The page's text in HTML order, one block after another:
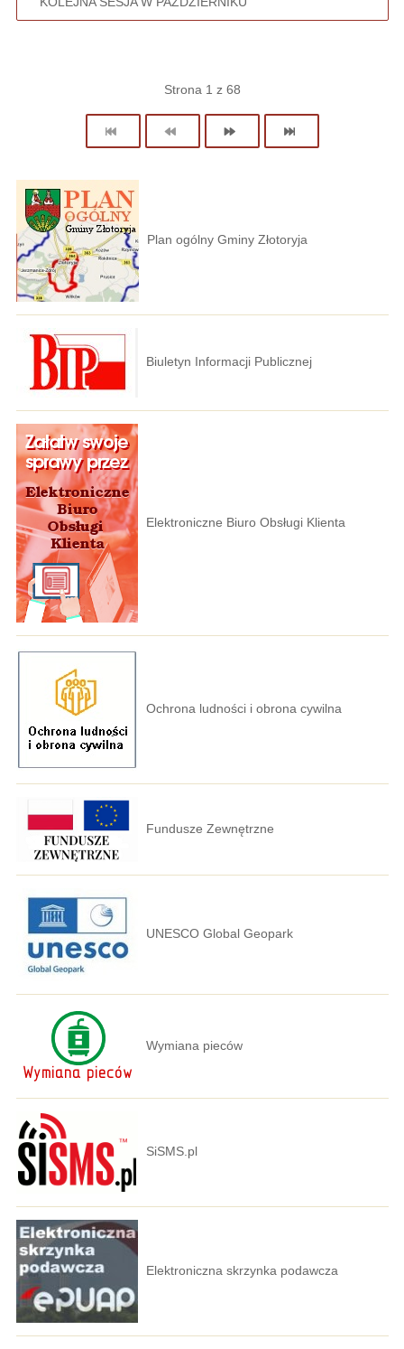
Strona 1 z 68
Plan ogólny Gminy Złotoryja
Biuletyn Informacji Publicznej
Elektroniczne Biuro Obsługi Klienta
Ochrona ludności i obrona cywilna
Fundusze Zewnętrzne
UNESCO Global Geopark
Wymiana pieców
SiSMS.pl
Elektroniczna skrzynka podawcza